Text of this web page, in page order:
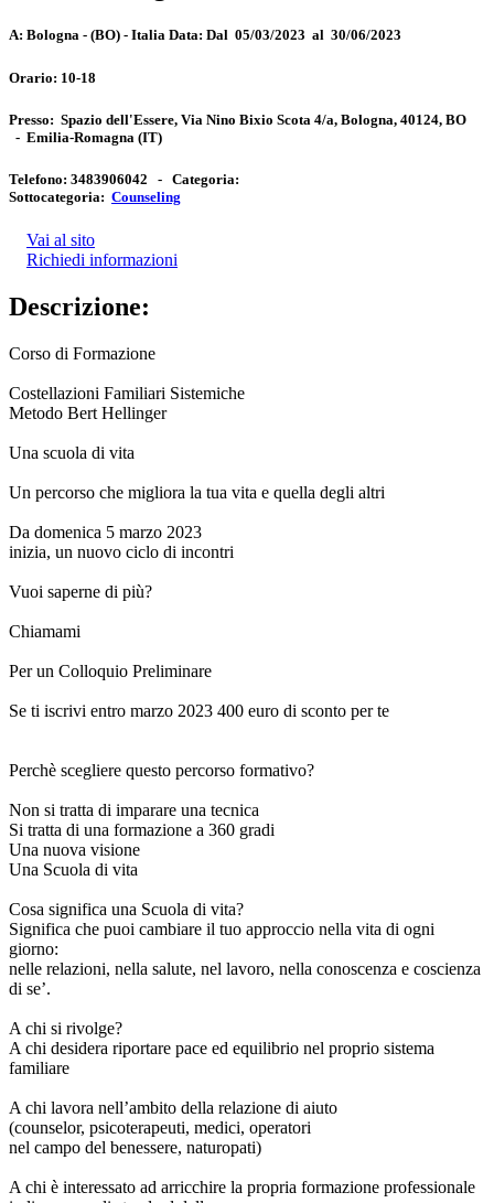
A: Bologna - (BO) - Italia Data: Dal 05/03/2023 al 30/06/2023
Orario: 10-18
Presso: Spazio dell'Essere, Via Nino Bixio Scota 4/a, Bologna, 40124, BO
- Emilia-Romagna (IT)
Telefono: 3483906042 - Categoria:
Sottocategoria: Counseling
Vai al sito
Richiedi informazioni
Descrizione:
Corso di Formazione
Costellazioni Familiari Sistemiche
Metodo Bert Hellinger
Una scuola di vita
Un percorso che migliora la tua vita e quella degli altri
Da domenica 5 marzo 2023
inizia, un nuovo ciclo di incontri
Vuoi saperne di più?
Chiamami
Per un Colloquio Preliminare
Se ti iscrivi entro marzo 2023 400 euro di sconto per te
Perchè scegliere questo percorso formativo?
Non si tratta di imparare una tecnica
Si tratta di una formazione a 360 gradi
Una nuova visione
Una Scuola di vita
Cosa significa una Scuola di vita?
Significa che puoi cambiare il tuo approccio nella vita di ogni
giorno:
nelle relazioni, nella salute, nel lavoro, nella conoscenza e coscienza
di se’.
A chi si rivolge?
A chi desidera riportare pace ed equilibrio nel proprio sistema
familiare
A chi lavora nell’ambito della relazione di aiuto
(counselor, psicoterapeuti, medici, operatori
nel campo del benessere, naturopati)
A chi è interessato ad arricchire la propria formazione professionale